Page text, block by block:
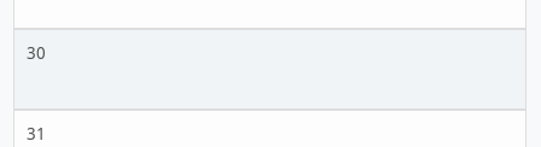
30
31